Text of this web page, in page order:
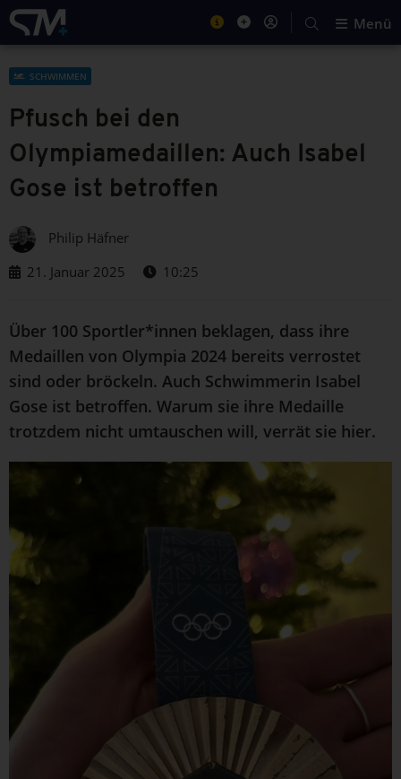
Menü
SCHWIMMEN
Pfusch bei den
Olympiamedaillen: Auch Isabel
Gose ist betroffen
Philip Häfner
21. Januar 2025
10:25
Über 100 Sportler*innen beklagen, dass ihre
Medaillen von Olympia 2024 bereits verrostet
sind oder bröckeln. Auch Schwimmerin Isabel
Gose ist betroffen. Warum sie ihre Medaille
trotzdem nicht umtauschen will, verrät sie hier.